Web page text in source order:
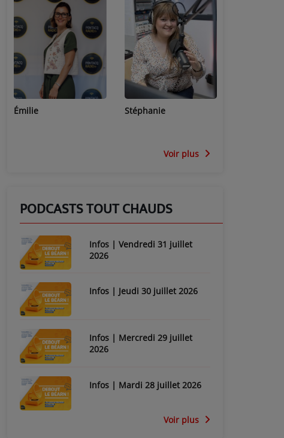
Stéphanie Jean-Michel
Voir plus
PODCASTS TOUT CHAUDS
Infos | Vendredi 31 juillet
2026
Infos | Jeudi 30 juillet 2026
Infos | Mercredi 29 juillet
2026
Infos | Mardi 28 juillet 2026
Voir plus